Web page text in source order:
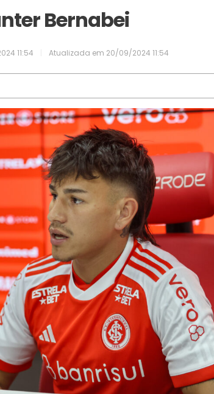
Bernabei
11:54 Atualizada em 20/09/2024 11:54